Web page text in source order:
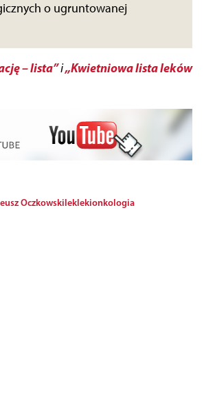
o ugruntowanej
– lista”i„Kwietniowa lista leków
Oczkowskileklekionkologia